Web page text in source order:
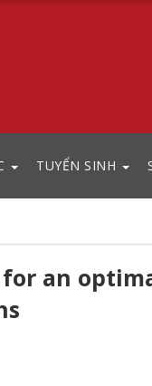
TUYỂN SINH
an